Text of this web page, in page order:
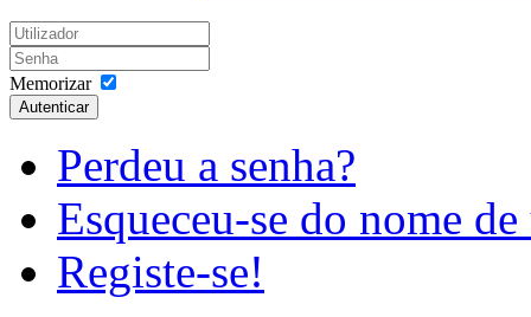
Memorizar
Autenticar
Perdeu a senha?
Esqueceu-se do nome
Registe-se!